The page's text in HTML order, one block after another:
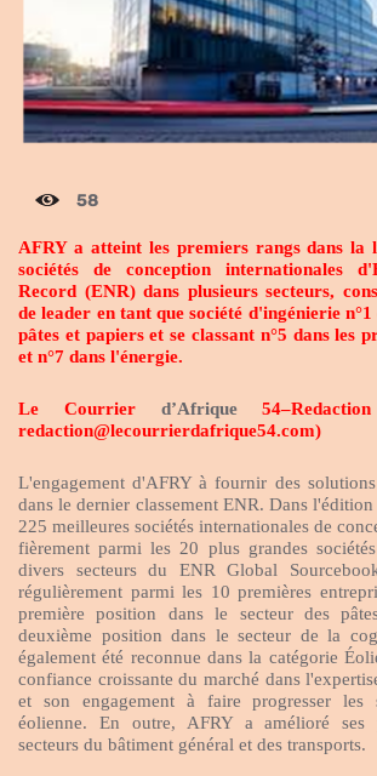
58
AFRY a atteint les premiers rangs dans la
sociétés de conception internationales
Record (ENR) dans plusieurs secteurs,
de leader en tant que société d'ingénierie n°1
pâtes et papiers et se classant n°5 dans les
et n°7 dans l'énergie.
Le Courrier d’Afrique54–Redaction
redaction@lecourrierdafrique54.com)
L'engagement d'AFRY à fournir des
dans le dernier classement ENR. Dans
225 meilleures sociétés internationales de
fièrement parmi les 20 plus grandes
divers secteurs du ENR Global
régulièrement parmi les 10 premières
première position dans le secteur des
deuxième position dans le secteur de la
également été reconnue dans la catégorie
confiance croissante du marché dans
et son engagement à faire progresser les
éolienne. En outre, AFRY a amélioré ses
secteurs du bâtiment général et des transports.